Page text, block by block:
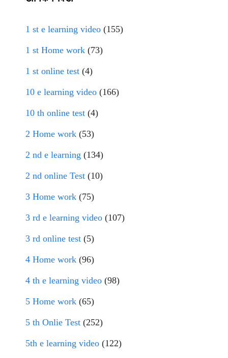
1 st e learning video (155)
1 st Home work (73)
1 st online test (4)
10 e learning video (166)
10 th online test (4)
2 Home work (53)
2 nd e learning (134)
2 nd online Test (10)
3 Home work (75)
3 rd e learning video (107)
3 rd online test (5)
4 Home work (96)
4 th e learning video (98)
5 Home work (65)
5 th Onlie Test (252)
5th e learning video (122)